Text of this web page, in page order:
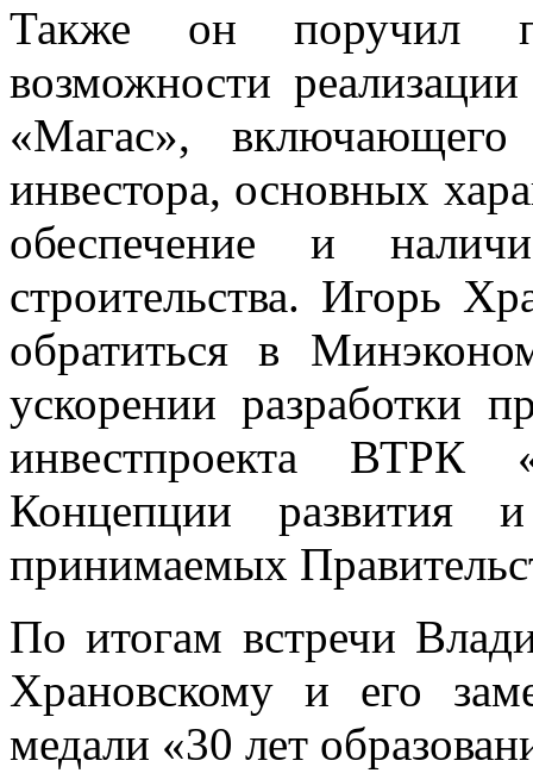
Также он поручил
возможности
«Магас», включающего
инвестора, основных
обеспечение и
строительства. Игорь
обратиться в
ускорении разработки
инвестпроекта
Концепции развития
принимаемых
По итогам встречи
Храновскому и его
медали «30 лет